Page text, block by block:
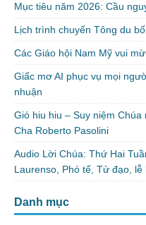
Mục tiêu năm 2026: Cầu
Lịch trình chuyến Tông du
Các Giáo hội Nam Mỹ vui
Giấc mơ AI phục vụ mọi
nhuận
Gió hiu hiu – Suy niệm
Cha Roberto Pasolini
Audio Lời Chúa: Thứ Hai
Laurenso, Phó tế, Tử đạo, lễ
Danh mục